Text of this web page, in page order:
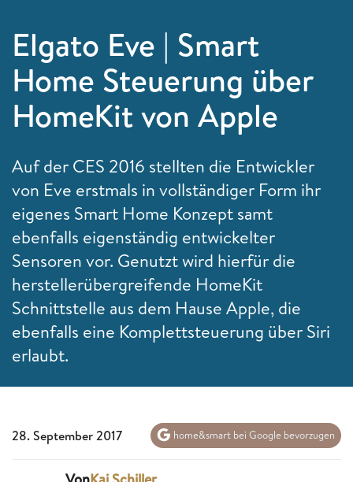
Elgato Eve | Smart
Home Steuerung über
HomeKit von Apple
Auf der CES 2016 stellten die Entwickler
von Eve erstmals in vollständiger Form ihr
eigenes Smart Home Konzept samt
ebenfalls eigenständig entwickelter
Sensoren vor. Genutzt wird hierfür die
herstellerübergreifende HomeKit
Schnittstelle aus dem Hause Apple, die
ebenfalls eine Komplettsteuerung über Siri
erlaubt.
28. September 2017 home&smart bei Google bevorzugen